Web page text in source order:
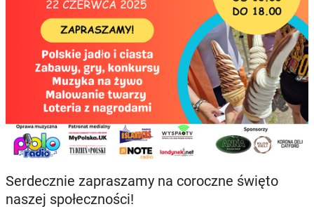
Serdecznie zapraszamy na coroczne święto
naszej społeczności!